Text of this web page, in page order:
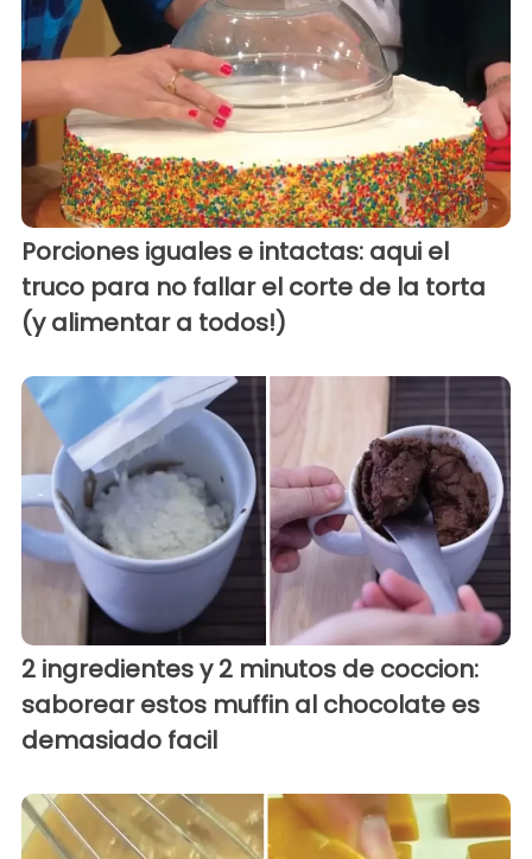
Porciones iguales e intactas: aqui el
truco para no fallar el corte de la torta
(y alimentar a todos!)
2 ingredientes y 2 minutos de coccion:
saborear estos muffin al chocolate es
demasiado facil